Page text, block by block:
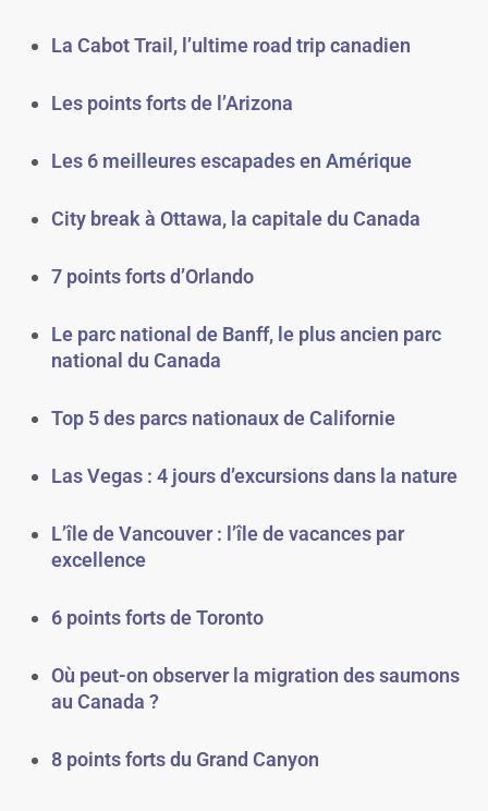
La Cabot Trail, l’ultime road trip canadien
Les points forts de l’Arizona
Les 6 meilleures escapades en Amérique
City break à Ottawa, la capitale du Canada
7 points forts d’Orlando
Le parc national de Banff, le plus ancien parc
national du Canada
Top 5 des parcs nationaux de Californie
Las Vegas : 4 jours d’excursions dans la nature
L’île de Vancouver : l’île de vacances par
excellence
6 points forts de Toronto
Où peut-on observer la migration des saumons
au Canada ?
8 points forts du Grand Canyon